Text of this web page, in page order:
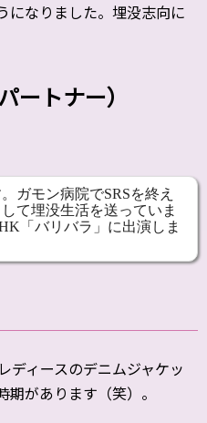
になりました。埋没志向に
ートナー）
ガモン病院でSRSを終え
て埋没生活を送っていま
「バリバラ」に出演しま
ディースのデニムジャケッ
期があります（笑）。